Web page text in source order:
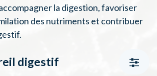
la digestion, favoriser
des nutriments et contribuer
digestif